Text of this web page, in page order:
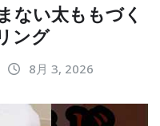
ない太ももづく
ング
8月 3, 2026